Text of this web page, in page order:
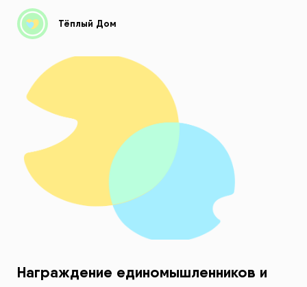
Тёплый Дом
Награждение единомышленников и